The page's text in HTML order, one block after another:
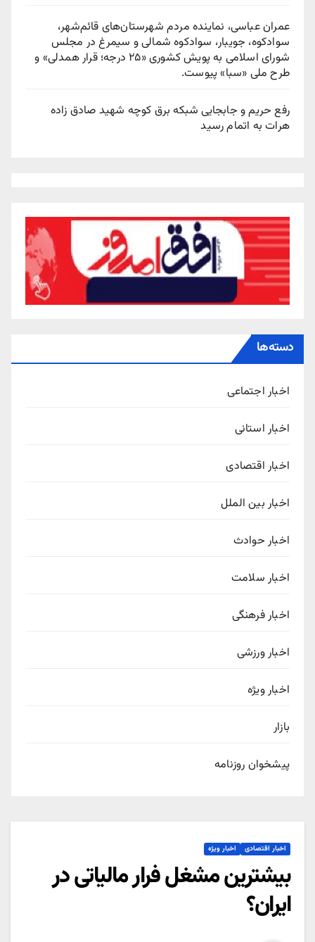
عمران عباسی، نماینده مردم شهرستان‌های قائم‌شهر،
سوادكوه، جویبار، سوادكوه شمالی و سیمرغ در مجلس
شورای اسلامی به پویش كشوری «۲۵ درجه؛ قرار همدلی» و
طرح ملی «سبا» پیوست.
رفع حریم و جابجایی شبکه برق کوچه شهید صادق زاده
هرات به اتمام رسید
دسته‌ها
اخبار اجتماعی
اخبار استانی
اخبار اقتصادی
اخبار بین الملل
اخبار حوادث
اخبار سلامت
اخبار فرهنگی
اخبار ورزشی
اخبار ویژه
بازار
پیشخوان روزنامه
اخبار اقتصادی اخبار ویژه
بیشترین مشغل فرار مالیاتی در
ایران؟